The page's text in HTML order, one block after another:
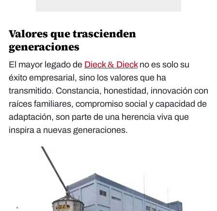
Valores que trascienden
generaciones
El mayor legado de Dieck & Dieckno es solo su
éxito empresarial, sino los valores que ha
transmitido. Constancia, honestidad, innovación con
raíces familiares, compromiso social y capacidad de
adaptación, son parte de una herencia viva que
inspira a nuevas generaciones.